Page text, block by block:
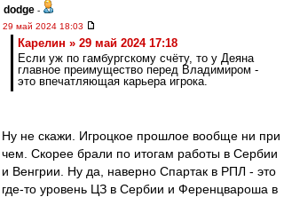
dodge -
29 май 2024 18:03
Карелин » 29 май 2024 17:18
Если уж по гамбургскому счёту, то у Деяна
главное преимущество перед Владимиром -
это впечатляющая карьера игрока.
Ну не скажи. Игроцкое прошлое вообще ни при
чем. Скорее брали по итогам работы в Сербии
и Венгрии. Ну да, наверно Спартак в РПЛ - это
где-то уровень ЦЗ в Сербии и Ференцвароша в